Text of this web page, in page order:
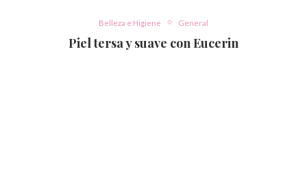
Belleza e Higiene General
Piel tersa y suave con Eucerin